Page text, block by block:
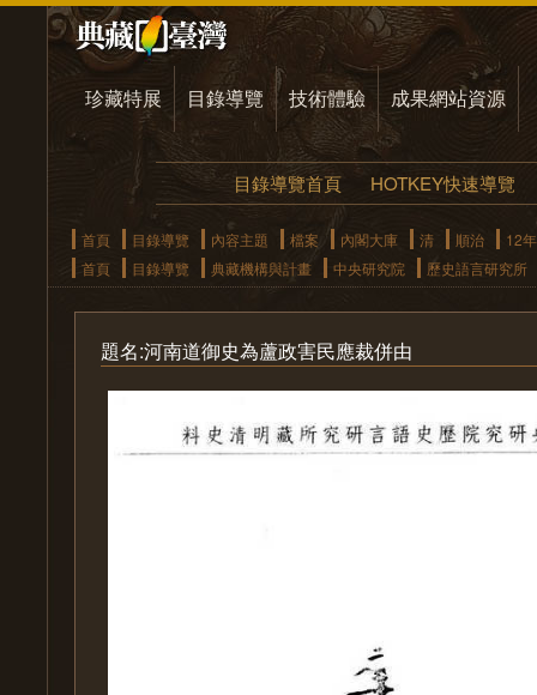
珍藏特展 目錄導覽 技術體驗 成果網站資源
目錄導覽首頁 HOTKEY快速導覽
首頁 目錄導覽 內容主題 檔案 內閣大庫 清 順治
12年
首頁
目錄導覽 典藏機構與計畫 中央研究院 歷史語言研究所
題名:河南道御史為蘆政害民應裁併由